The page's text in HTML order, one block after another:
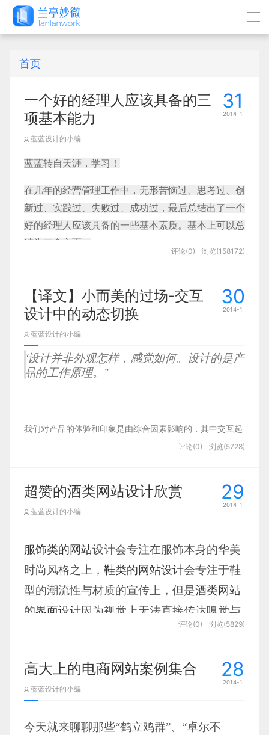
首页
31
2014-1
一个好的经理人应该具备的三
项基本能力
蓝蓝设计的小编
蓝蓝转自天涯，学习！
在几年的经营管理工作中，无形苦恼过、思考过、创
新过、实践过、失败过、成功过，最后总结出了一个
好的经理人应该具备的一些基本素质。基本上可以总
结为三个方面：
第一：容人之量。
一个经理人，能否很好的做到容人，是他成功
的第一要素。所谓“海纳百川，有容乃大”，经理人要
做的工作都是需要发动别人去完成，这样就必须能够
的容人之量。这个容人之量包含几种情况：
准，而必须能跟完全与自己禀性迥异的人很好的相
处、共事。做到这一点其实很难的，因为性格互斥的
二是能够容忍别人的不出色包括错误。一个经
的更出色，而不是要求别人原本就出色。员工素质比
他低是最正常的现象，经理人不应该一天到晚报怨员
三是能够采取善意取向。不少经理人有印象
病，看好一个人，就觉得这个做的任何事都是对的；
看不好一个人就感觉他什么也做不好，甚至做事的出
评论(0) 浏览(158172)
30
2014-1
【译文】小而美的过场-交互
设计中的动态切换
蓝蓝设计的小编
“设计并非外观怎样，感觉如何。设计的是产
品的工作原理。”
我们对产品的体验和印象是由综合因素影响的，其中交互起
着根本性的作用。我们再也不能先从静态的角度考虑用户界
到互动，并把这个当作界面的天然属性。
的动效是如何优雅地改善了用户体验。
动态滚动
网页上的超链接既有好处又有缺点。当你点击一个链接，你
可能是一家令人毛骨悚然的沿街老木偶店面的网站。前后的
关联是断开的。
评论(0) 浏览(5728)
29
2014-1
超赞的酒类网站设计欣赏
蓝蓝设计的小编
服饰类的网站设计会专注在服饰本身的华美
时尚风格之上， 鞋类的网站设计会专注于鞋
型的潮流性与材质的宣传上，但是酒类网站
的界面设计因为视觉上无法直接传达嗅觉与
网站设计 时，会把专
境的烘托、饮用的方法、围绕的典故等，通
过全面的介绍来弥补嗅觉与味觉上的缺失遗
评论(0) 浏览(5829)
28
2014-1
高大上的电商网站案例集合
蓝蓝设计的小编
今天就来聊聊那些“鹤立鸡群”、“卓尔不